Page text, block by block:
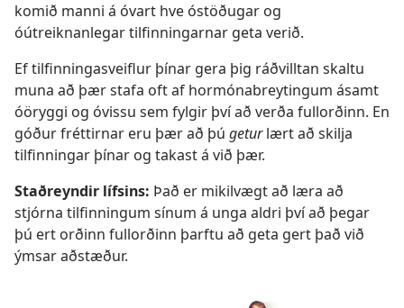
komið manni á óvart hve óstöðugar og
óútreiknanlegar tilfinningarnar geta verið.
Ef tilfinningasveiflur þínar gera þig ráðvilltan skaltu
muna að þær stafa oft af hormónabreytingum ásamt
óöryggi og óvissu sem fylgir því að verða fullorðinn. En
góður fréttirnar eru þær að þú geturlært að skilja
tilfinningar þínar og takast á við þær.
Staðreyndir lífsins: Það er mikilvægt að læra að
stjórna tilfinningum sínum á unga aldri því að þegar
þú ert orðinn fullorðinn þarftu að geta gert það við
ýmsar aðstæður.